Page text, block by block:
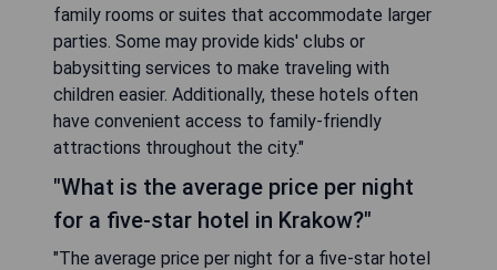
family rooms or suites that accommodate larger
parties. Some may provide kids' clubs or
babysitting services to make traveling with
children easier. Additionally, these hotels often
have convenient access to family-friendly
attractions throughout the city."
"What is the average price per night
for a five-star hotel in Krakow?"
"The average price per night for a five-star hotel